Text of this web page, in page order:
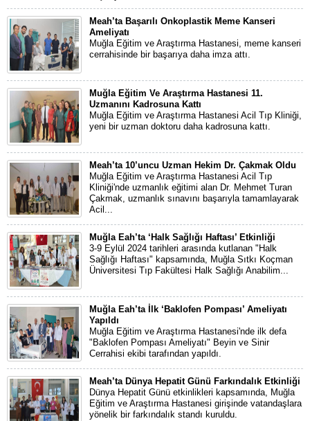
Meah’ta Başarılı Onkoplastik Meme Kanseri
Ameliyatı
Muğla Eğitim ve Araştırma Hastanesi, meme kanseri
cerrahisinde bir başarıya daha imza attı.
Muğla Eğitim Ve Araştırma Hastanesi 11.
Uzmanını Kadrosuna Kattı
Muğla Eğitim ve Araştırma Hastanesi Acil Tıp Kliniği,
yeni bir uzman doktoru daha kadrosuna kattı.
Meah’ta 10’uncu Uzman Hekim Dr. Çakmak Oldu
Muğla Eğitim ve Araştırma Hastanesi Acil Tıp
Kliniği'nde uzmanlık eğitimi alan Dr. Mehmet Turan
Çakmak, uzmanlık sınavını başarıyla tamamlayarak
Acil...
Muğla Eah’ta ‘Halk Sağlığı Haftası’ Etkinliği
3-9 Eylül 2024 tarihleri arasında kutlanan "Halk
Sağlığı Haftası" kapsamında, Muğla Sıtkı Koçman
Üniversitesi Tıp Fakültesi Halk Sağlığı Anabilim...
Muğla Eah’ta İlk ‘Baklofen Pompası’ Ameliyatı
Yapıldı
Muğla Eğitim ve Araştırma Hastanesi'nde ilk defa
"Baklofen Pompası Ameliyatı" Beyin ve Sinir
Cerrahisi ekibi tarafından yapıldı.
Meah’ta Dünya Hepatit Günü Farkındalık Etkinliği
Dünya Hepatit Günü etkinlikleri kapsamında, Muğla
Eğitim ve Araştırma Hastanesi girişinde vatandaşlara
yönelik bir farkındalık standı kuruldu.